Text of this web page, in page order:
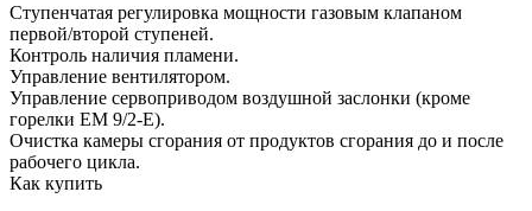
Ступенчатая регулировка мощности газовым клапаном
первой/второй ступеней.
Контроль наличия пламени.
Управление вентилятором.
Управление сервоприводом воздушной заслонки (кроме
горелки EM 9/2-E).
Очистка камеры сгорания от продуктов сгорания до и после
рабочего цикла.
Как купить